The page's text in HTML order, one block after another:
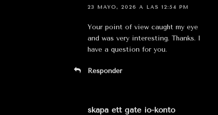
23 MAYO, 2026 A LAS 12:54 PM
Your point of view caught my eye
and was very interesting. Thanks. I
have a question for you.
Responder
skapa ett gate io-konto